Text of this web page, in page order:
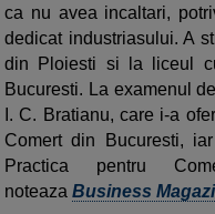
ca nu avea incaltari,
dedicat industriasului. A
din Ploiesti si la liceul
Bucuresti. La examenul
I. C. Bratianu, care i-a
Comert din Bucuresti,
Practica pentru
noteaza Business